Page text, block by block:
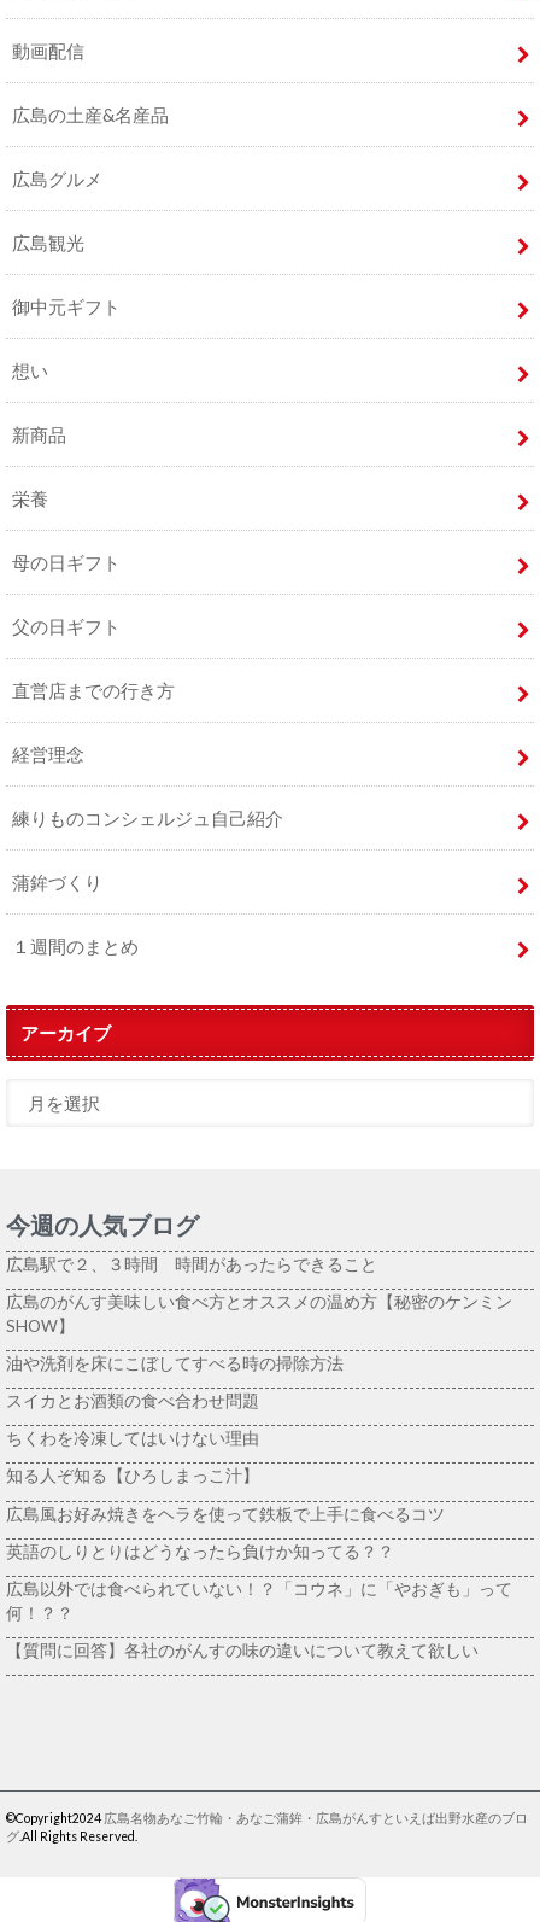
動画配信
広島の土産&名産品
広島グルメ
広島観光
御中元ギフト
想い
新商品
栄養
母の日ギフト
父の日ギフト
直営店までの行き方
経営理念
練りものコンシェルジュ自己紹介
蒲鉾づくり
１週間のまとめ
アーカイブ
今週の人気ブログ
広島駅で２、３時間 時間があったらできること
広島のがんす美味しい食べ方とオススメの温め方【秘密のケンミン
SHOW】
油や洗剤を床にこぼしてすべる時の掃除方法
スイカとお酒類の食べ合わせ問題
ちくわを冷凍してはいけない理由
知る人ぞ知る【ひろしまっこ汁】
広島風お好み焼きをヘラを使って鉄板で上手に食べるコツ
英語のしりとりはどうなったら負けか知ってる？？
広島以外では食べられていない！？「コウネ」に「やおぎも」って
何！？？
【質問に回答】各社のがんすの味の違いについて教えて欲しい
©Copyright2024 広島名物あなご竹輪・あなご蒲鉾・広島がんすといえば出野水産のブロ
グ.All Rights Reserved.